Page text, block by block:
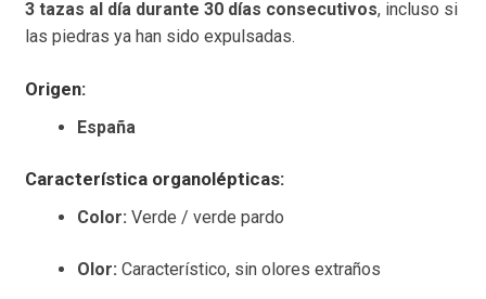
3 tazas al día durante 30 días consecutivos, incluso si
las piedras ya han sido expulsadas.
Origen:
España
Característica organolépticas:
Color: Verde / verde pardo
Olor: Característico, sin olores extraños